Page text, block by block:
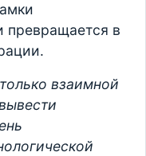
превращается в
взаимной